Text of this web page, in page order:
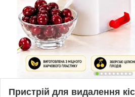
Пристрій для видалення